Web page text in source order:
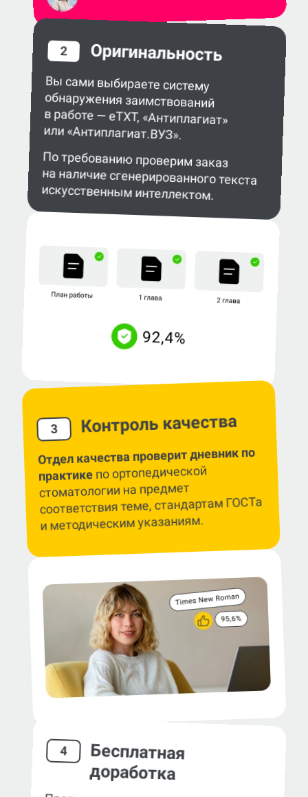
2 Оригинальность
Вы сами выбираете систему
обнаружения заимствований
в работе — eTXT, «Антиплагиат»
или «Антиплагиат.ВУЗ».
По требованию проверим заказ
на наличие сгенерированного текста
искусственным интеллектом.
3 Контроль качества
Отдел качества проверит дневник по
практикепо ортопедической
стоматологии на предмет
соответствия теме, стандартам ГОСТа
и методическим указаниям.
4 Бесплатная
доработка